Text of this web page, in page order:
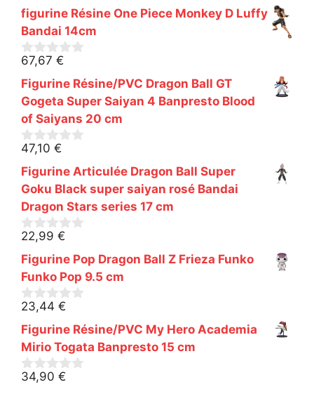
figurine Résine One Piece Monkey D Luffy
Bandai 14cm
0
s
u
r
67,67 €
Figurine Résine/PVC Dragon Ball GT
Gogeta Super Saiyan 4 Banpresto Blood
of Saiyans 20 cm
0
s
u
r
5
47,10 €
Figurine Articulée Dragon Ball Super
Goku Black super saiyan rosé Bandai
Dragon Stars series 17 cm
0
s
u
r
5
22,99 €
Figurine Pop Dragon Ball Z Frieza Funko
Funko Pop 9.5 cm
0
s
u
r
5
23,44 €
Figurine Résine/PVC My Hero Academia
Mirio Togata Banpresto 15 cm
0
34,90 €